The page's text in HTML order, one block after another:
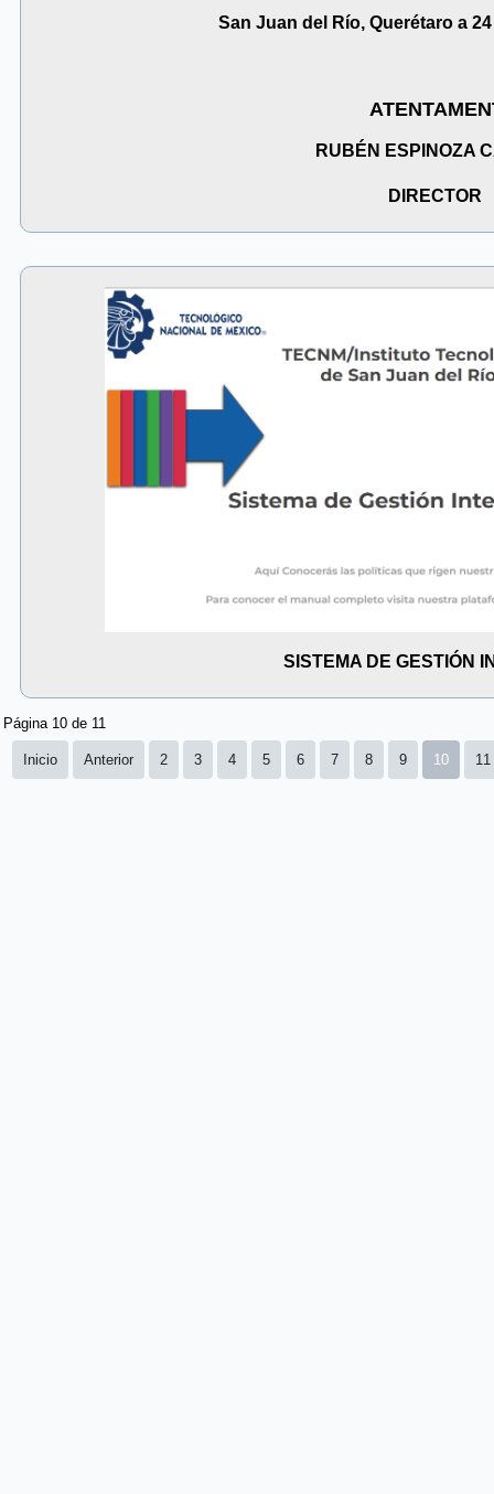
San Juan del Río, Querétaro a
RUBÉN ESPINOZA
DIRECTOR
SISTEMA DE GESTIÓN
Página 10 de 11
Inicio Anterior 2 3 4 5 6 7 8 9 10 11